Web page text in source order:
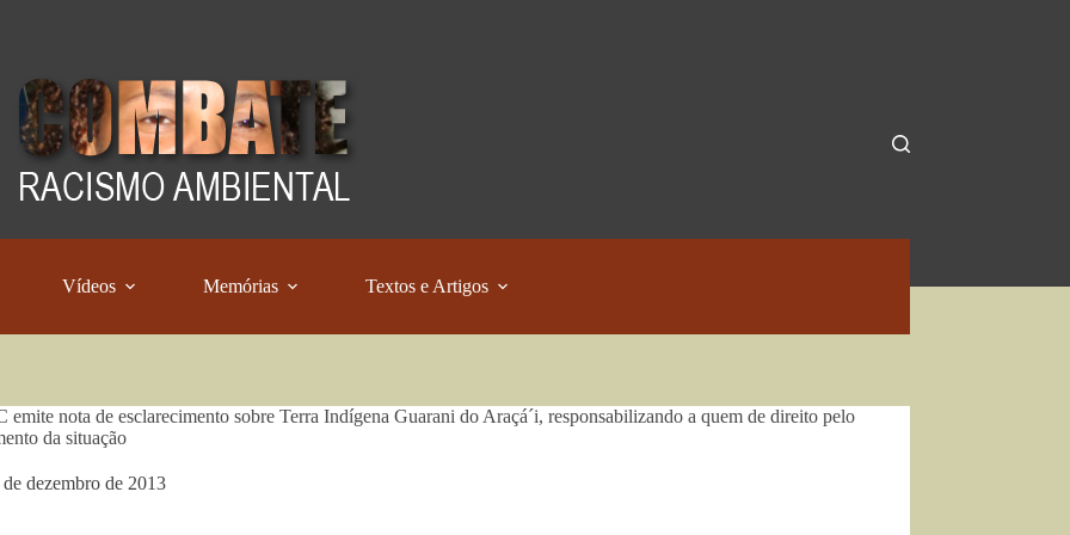
Vídeos Memórias Textos e Artigos
emite nota de esclarecimento sobre Terra Indígena Guarani do Araçá´i, responsabilizando a quem de direito pelo
da situação
dezembro de 2013